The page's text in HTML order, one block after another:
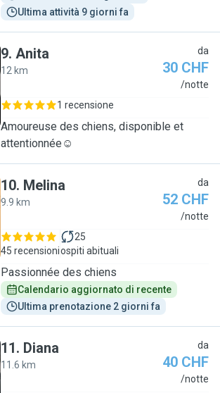
Ultima attività 9 giorni fa
9. Anita
12 km
da
30 CHF
/notte
1 recensione
Amoureuse des chiens, disponible et
attentionnée☺️
10. Melina
9.9 km
da
52 CHF
/notte
45 recensioni
25
ospiti abituali
Passionnée des chiens
Calendario aggiornato di recente
Ultima prenotazione 2 giorni fa
11. Diana
11.6 km
da
40 CHF
/notte